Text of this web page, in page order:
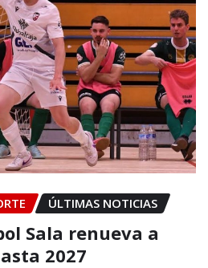
ÚLTIMAS NOTICIAS
Sala renueva a
2027